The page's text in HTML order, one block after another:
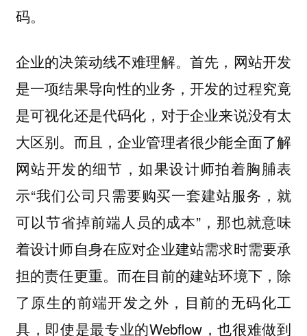
码。
企业的决策动线不难理解。首先，网站开发
是一项结果导向性的业务，开发的过程究竟
是可视化还是代码化，对于企业来说没有太
大区别。而且，企业管理者很少能全面了解
网站开发的细节，如果设计师拍着胸脯表
示“我们公司只需要购买一套建站服务，就
可以节省掉前端人员的成本”，那也就意味
着设计师自身在应对企业建站需求时需要承
担的责任更重。而在目前的建站环境下，除
了原生的前端开发之外，目前的无码化工
具，即使是最专业的Webflow，也很难做到